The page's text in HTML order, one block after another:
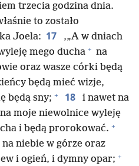
trzecia godzina dnia.
to zostało
Joela: 17
‚„A w dniach
mego ducha + na
oraz wasze córki będą
będą mieć wizje,
będą sny; + 18
i nawet na
moje niewolnice wyleję
i będą prorokować. +
niebie w górze oraz
i ogień, i dymny opar; +